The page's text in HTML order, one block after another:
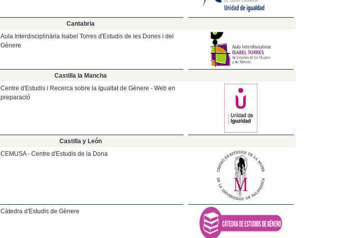
Cantabria
Aula Interdisciplinària Isabel Torres d'Estudis de les Dones i del
Gènere
Castilla la Mancha
Centre d'Estudis i Recerca sobre la Igualtat de Gènere - Web en
preparació
Castilla y León
CEMUSA - Centre d'Estudis de la Dona
Càtedra d'Estudis de Gènere